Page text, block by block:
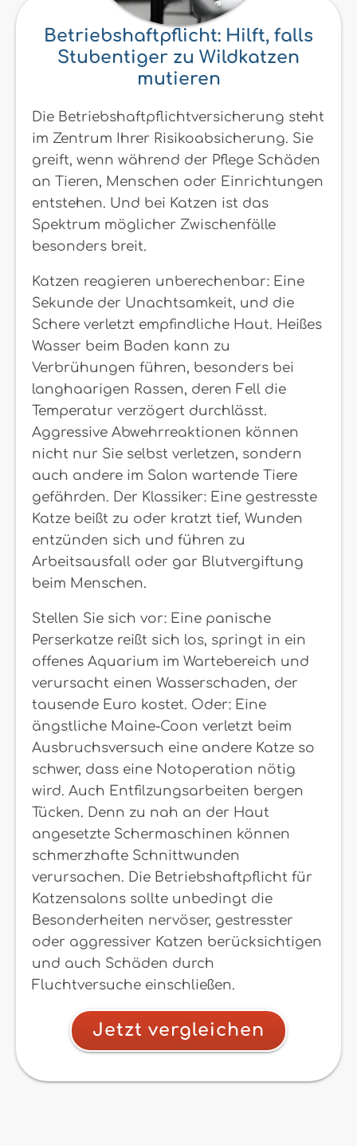
Betriebshaftpflicht: Hilft, falls
Stubentiger zu Wildkatzen
mutieren
Die Betriebshaftpflichtversicherung steht
im Zentrum Ihrer Risikoabsicherung. Sie
greift, wenn während der Pflege Schäden
an Tieren, Menschen oder Einrichtungen
entstehen. Und bei Katzen ist das
Spektrum möglicher Zwischenfälle
besonders breit.
Katzen reagieren unberechenbar: Eine
Sekunde der Unachtsamkeit, und die
Schere verletzt empfindliche Haut. Heißes
Wasser beim Baden kann zu
Verbrühungen führen, besonders bei
langhaarigen Rassen, deren Fell die
Temperatur verzögert durchlässt.
Aggressive Abwehrreaktionen können
nicht nur Sie selbst verletzen, sondern
auch andere im Salon wartende Tiere
gefährden. Der Klassiker: Eine gestresste
Katze beißt zu oder kratzt tief, Wunden
entzünden sich und führen zu
Arbeitsausfall oder gar Blutvergiftung
beim Menschen.
Stellen Sie sich vor: Eine panische
Perserkatze reißt sich los, springt in ein
offenes Aquarium im Wartebereich und
verursacht einen Wasserschaden, der
tausende Euro kostet. Oder: Eine
ängstliche Maine-Coon verletzt beim
Ausbruchsversuch eine andere Katze so
schwer, dass eine Notoperation nötig
wird. Auch Entfilzungsarbeiten bergen
Tücken. Denn zu nah an der Haut
angesetzte Schermaschinen können
schmerzhafte Schnittwunden
verursachen. Die Betriebshaftpflicht für
Katzensalons sollte unbedingt die
Besonderheiten nervöser, gestresster
oder aggressiver Katzen berücksichtigen
und auch Schäden durch
Fluchtversuche einschließen.
Jetzt vergleichen